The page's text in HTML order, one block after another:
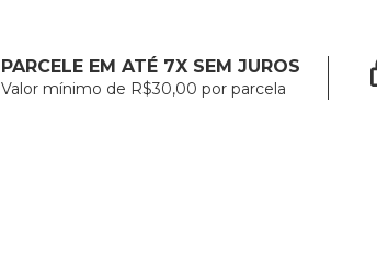
PARCELE EM ATÉ 7X SEM JUROS
Valor mínimo de R$30,00 por parcela